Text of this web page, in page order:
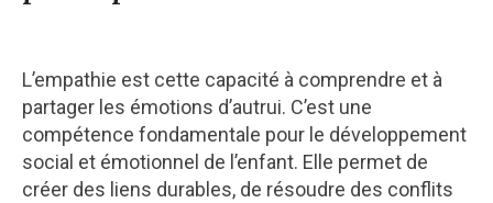
L’empathie est cette capacité à comprendre et à
partager les émotions d’autrui. C’est une
compétence fondamentale pour le développement
social et émotionnel de l’enfant. Elle permet de
créer des liens durables, de résoudre des conflits